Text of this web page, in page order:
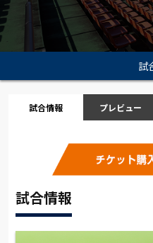
試
試合情報 プレビュー
試合情報